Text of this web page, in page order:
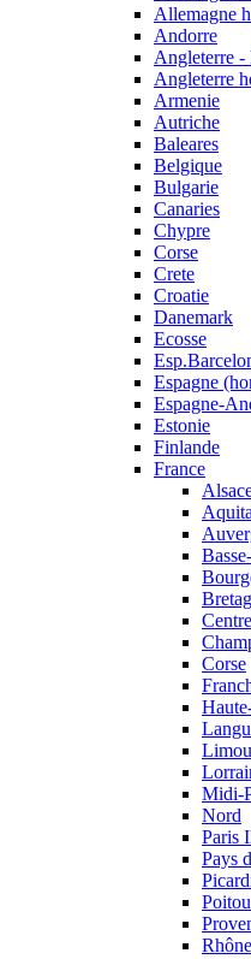
Allemagne
Andorre
Angleterre -
Angleterre
Armenie
Autriche
Baleares
Belgique
Bulgarie
Canaries
Chypre
Corse
Crete
Croatie
Danemark
Ecosse
Espagne
Espagne-
Estonie
Finlande
France
Centre
Corse
Midi-
Nord
Paris
Pays